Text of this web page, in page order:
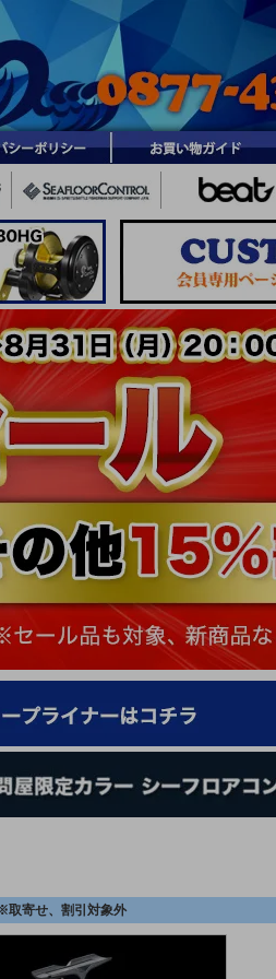
寄せ、割引対象外